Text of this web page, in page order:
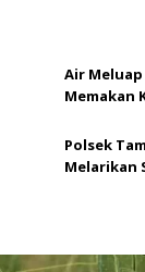
Air Meluap
Memakan
Polsek
Melarikan